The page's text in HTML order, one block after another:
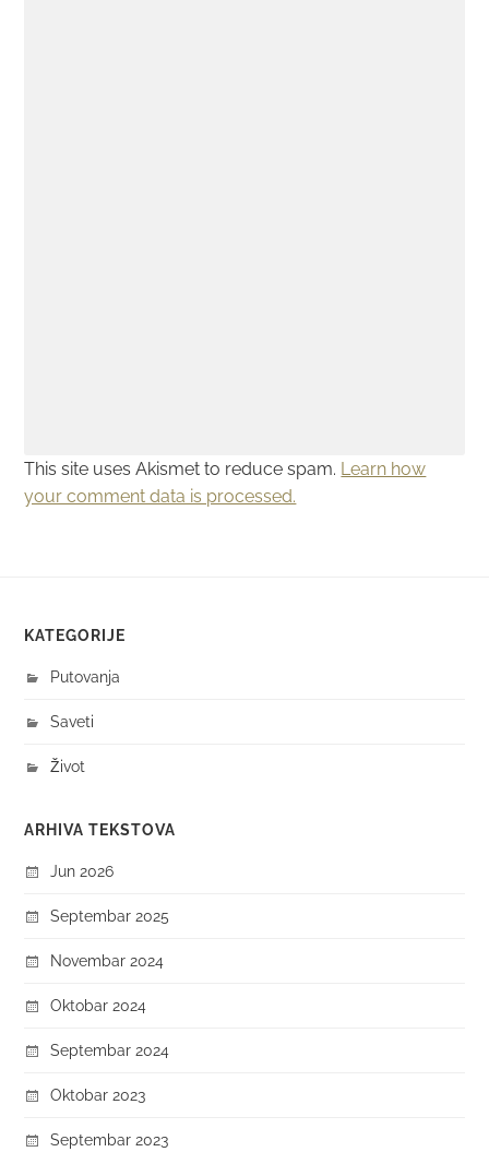
This site uses Akismet to reduce spam. Learn how
your comment data is processed.
KATEGORIJE
Putovanja
Saveti
Život
ARHIVA TEKSTOVA
Jun 2026
Septembar 2025
Novembar 2024
Oktobar 2024
Septembar 2024
Oktobar 2023
Septembar 2023